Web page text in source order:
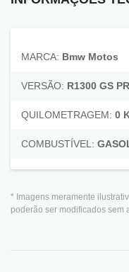
MARCA: Bmw Motos
VERSÃO: R1300 GS
QUILOMETRAGEM: 0
COMBUSTÍVEL:
* Imagens meramente
poderão ser modificados sem